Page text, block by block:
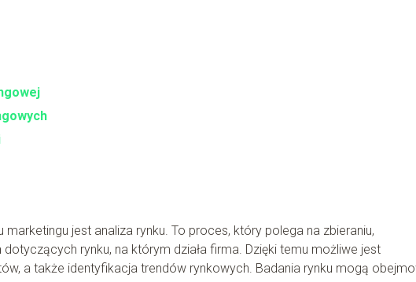
jest analiza rynku. To proces, który polega na zbieraniu,
rynku, na którym działa firma. Dzięki temu możliwe jest
a także identyfikacja trendów rynkowych. Badania rynku mogą